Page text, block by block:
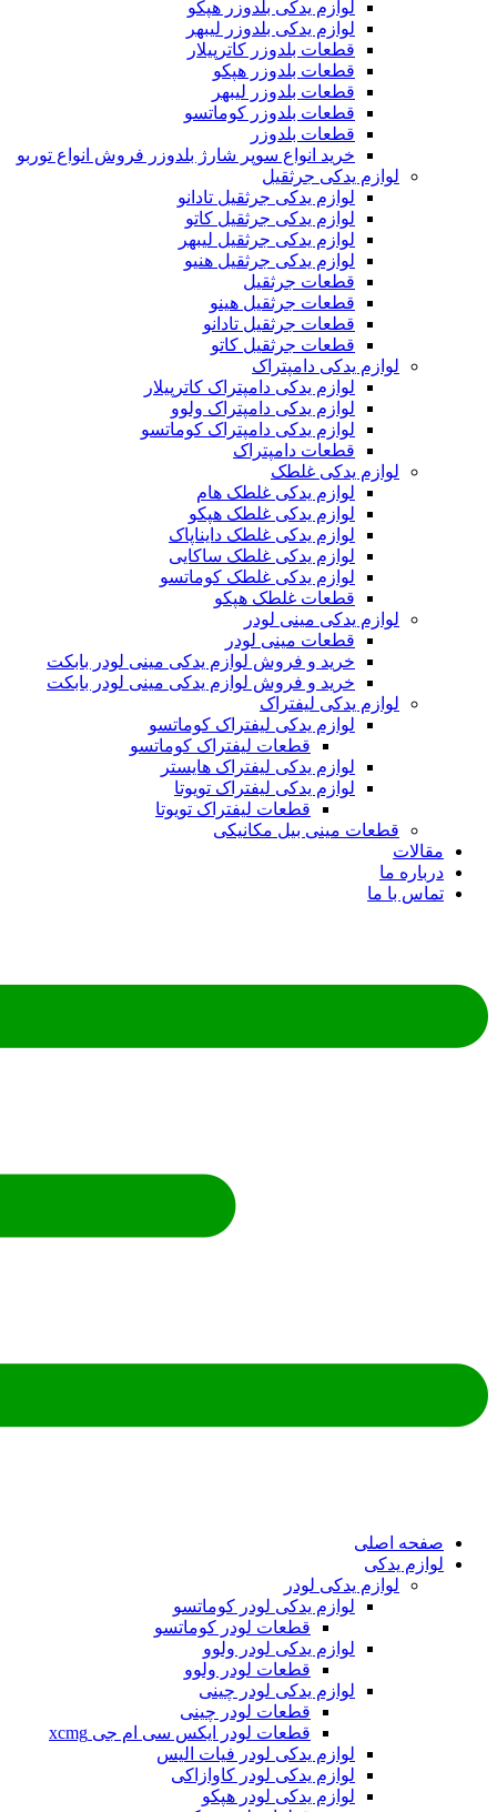
لوازم یدکی بلدوزر هپکو
لوازم یدکی بلدوزر لیبهر
قطعات بلدوزر کاترپیلار
قطعات بلدوزر هپکو
قطعات بلدوزر لیبهر
قطعات بلدوزر کوماتسو
قطعات بلدوزر
خرید انواع سوپر شارژ بلدوزر فروش انواع توربو
لوازم یدکی جرثقیل
لوازم یدکی جرثقیل تادانو
لوازم یدکی جرثقیل کاتو
لوازم یدکی جرثقیل لیبهر
لوازم یدکی جرثقیل هنیو
قطعات جرثقیل
قطعات جرثقیل هینو
قطعات جرثقیل تادانو
قطعات جرثقیل کاتو
لوازم یدکی دامپتراک
لوازم یدکی دامپتراک کاترپیلار
لوازم یدکی دامپتراک ولوو
لوازم یدکی دامپتراک کوماتسو
قطعات دامپتراک
لوازم یدکی غلطک
لوازم یدکی غلطک هام
لوازم یدکی غلطک هپکو
لوازم یدکی غلطک دایناپاک
لوازم یدکی غلطک ساکایی
لوازم یدکی غلطک کوماتسو
قطعات غلطک هپکو
لوازم یدکی مینی لودر
قطعات مینی لودر
خرید و فروش لوازم یدکی مینی لودر بابکت
خرید و فروش لوازم یدکی مینی لودر بابکت
لوازم یدکی لیفتراک
لوازم یدکی لیفتراک کوماتسو
قطعات لیفتراک کوماتسو
لوازم یدکی لیفتراک هایستر
لوازم یدکی لیفتراک تویوتا
قطعات لیفتراک تویوتا
قطعات مینی بیل مکانیکی
ما
با ما
اصلی
یدکی
لوازم یدکی لودر
لوازم یدکی لودر کوماتسو
قطعات لودر کوماتسو
لوازم یدکی لودر ولوو
قطعات لودر ولوو
لوازم یدکی لودر چینی
قطعات لودر چینی
قطعات لودر ایکس سی ام جی xcmg
لوازم یدکی لودر فیات الیس
لوازم یدکی لودر کاوازاکی
لوازم یدکی لودر هپکو